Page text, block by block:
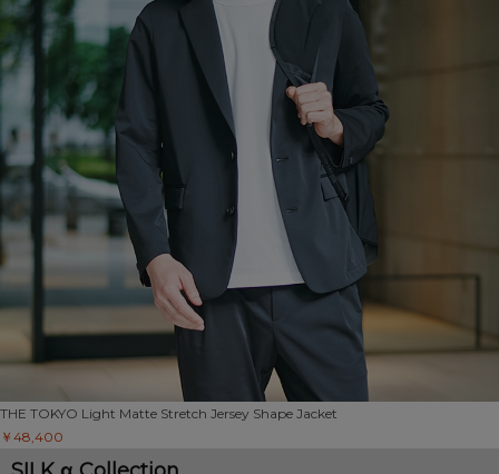
THE TOKYO Light Matte Stretch Jersey Shape Jacket
￥48,400